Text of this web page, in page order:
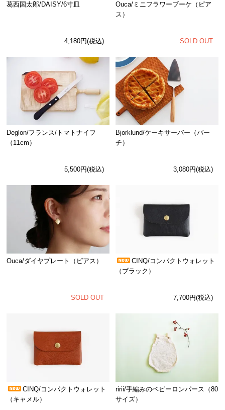
葛西国太郎/DAISY/6寸皿
4,180円(税込)
Ouca/ミニフラワーブーケ（ピア
ス）
SOLD OUT
Deglon/フランス/トマトナイフ
（11cm）
5,500円(税込)
Bjorklund/ケーキサーバー（バー
チ）
3,080円(税込)
Ouca/ダイヤプレート（ピアス）
SOLD OUT
CINQ/コンパクトウォレット
（ブラック）
7,700円(税込)
CINQ/コンパクトウォレット
（キャメル）
ririi/手編みのベビーロンパース（80
サイズ）